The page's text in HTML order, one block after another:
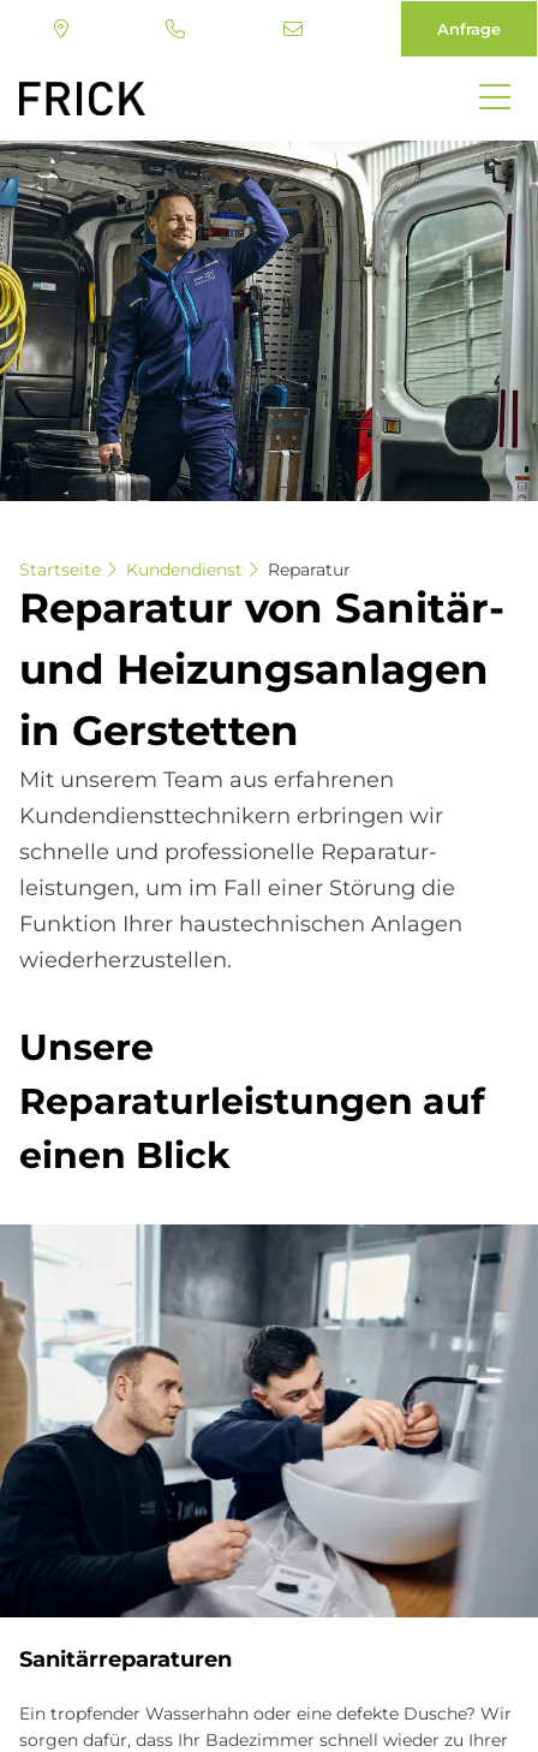
Direkt
zum
Inhalt
Anfrage
Startseite Kundendienst Reparatur
Re­pa­ra­tur von Sa­ni­tär-
und Hei­zungs­an­la­gen
in Ger­stet­ten
Mit unserem Team aus erfahrenen
Kundendiensttechnikern erbringen wir
schnelle und professionelle Reparatur­
leistungen, um im Fall einer Störung die
Funktion Ihrer haus­technischen Anlagen
wieder­herzustellen.
Unsere
Reparaturleistungen auf
einen Blick
Sa­ni­tär­repa­ra­tu­ren
Ein tropfender Wasserhahn oder eine defekte Dusche? Wir
sorgen dafür, dass Ihr Badezimmer schnell wieder zu Ihrer